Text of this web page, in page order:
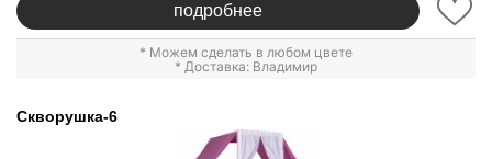
подробнее
* Можем сделать в любом цвете
* Доставка: Владимир
Скворушка-6